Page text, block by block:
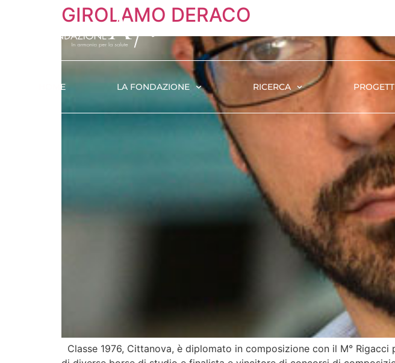
HOME LA FONDAZIONE RICERCA
GIROLAMO DERACO
Classe 1976, Cittanova, è diplomato in composizione con il M°